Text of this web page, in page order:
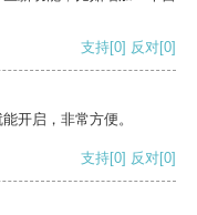
支持[0] 反对[0]
开启，非常方便。
支持[0] 反对[0]